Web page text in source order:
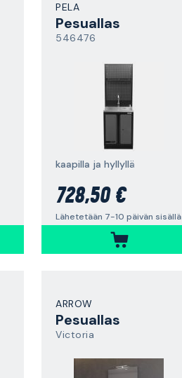
PELA
Pesuallas
546476
kaapilla ja hyllyllä
728,50 €
Lähetetään 7-10 päivän sisällä
ARROW
Pesuallas
Victoria